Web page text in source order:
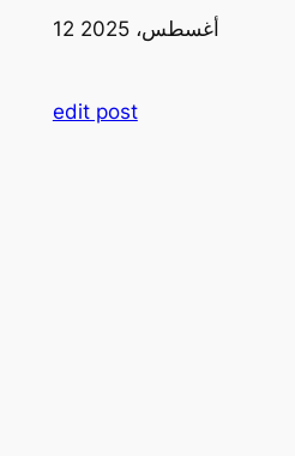
12 أغسطس، 2025
edit post